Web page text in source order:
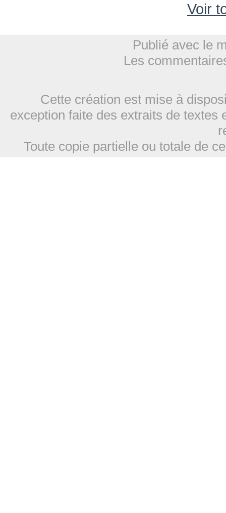
Voir
Publié avec le
Les
Cette création est mise à
exception faite des extraits de
Toute copie partielle ou totale de